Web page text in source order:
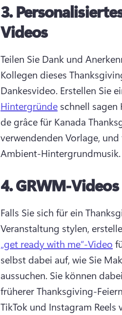
3.
Videos
Teilen Sie Dank und
Kollegen dieses
Dankesvideo. Erstellen Sie
Hintergründe schnell
de grâce für Kanada
verwendenden Vorlage,
Ambient-Hintergrundmusik.
4.GRWM-Videos
Falls Sie sich für ein
Veranstaltung stylen,
„get ready with me“-Video
selbst dabei auf, wie Sie
aussuchen. Sie können
früherer Thanksgiving-
TikTok und Instagram